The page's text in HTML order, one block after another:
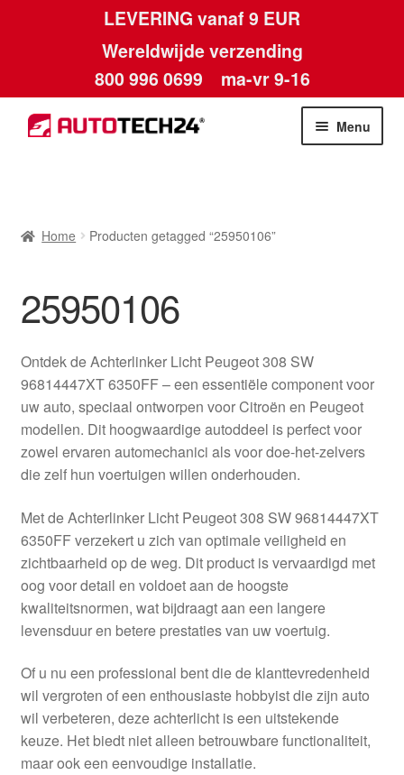
LEVERING vanaf 9 EUR
Wereldwijde verzending
800 996 0699 ma-vr 9-16
Ga
door
Ga
naar
Menu
Betalingen
Contact
Kassa
Klachten
Klachtenprocedure
Levering
Mijn account
Privacybeleid
Wereldwijde verzending
Home Producten getagged “25950106”
25950106
Ontdek de Achterlinker Licht Peugeot 308 SW
96814447XT 6350FF – een essentiële component voor
uw auto, speciaal ontworpen voor Citroën en Peugeot
modellen. Dit hoogwaardige autoddeel is perfect voor
zowel ervaren automechanici als voor doe-het-zelvers
die zelf hun voertuigen willen onderhouden.
Met de Achterlinker Licht Peugeot 308 SW 96814447XT
6350FF verzekert u zich van optimale veiligheid en
zichtbaarheid op de weg. Dit product is vervaardigd met
oog voor detail en voldoet aan de hoogste
kwaliteitsnormen, wat bijdraagt aan een langere
levensduur en betere prestaties van uw voertuig.
Of u nu een professional bent die de klanttevredenheid
wil vergroten of een enthousiaste hobbyist die zijn auto
wil verbeteren, deze achterlicht is een uitstekende
keuze. Het biedt niet alleen betrouwbare functionaliteit,
maar ook een eenvoudige installatie.